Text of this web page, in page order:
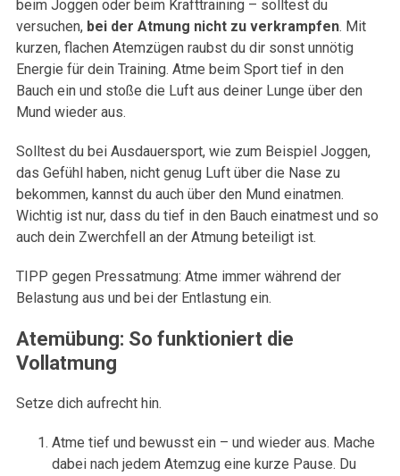
beim Joggen oder beim Krafttraining – solltest du
versuchen, bei der Atmung nicht zu verkrampfen. Mit
kurzen, flachen Atemzügen raubst du dir sonst unnötig
Energie für dein Training. Atme beim Sport tief in den
Bauch ein und stoße die Luft aus deiner Lunge über den
Mund wieder aus.
Solltest du bei Ausdauersport, wie zum Beispiel Joggen,
das Gefühl haben, nicht genug Luft über die Nase zu
bekommen, kannst du auch über den Mund einatmen.
Wichtig ist nur, dass du tief in den Bauch einatmest und so
auch dein Zwerchfell an der Atmung beteiligt ist.
TIPP gegen Pressatmung: Atme immer während der
Belastung aus und bei der Entlastung ein.
Atemübung: So funktioniert die
Vollatmung
Setze dich aufrecht hin.
Atme tief und bewusst ein – und wieder aus. Mache
dabei nach jedem Atemzug eine kurze Pause. Du